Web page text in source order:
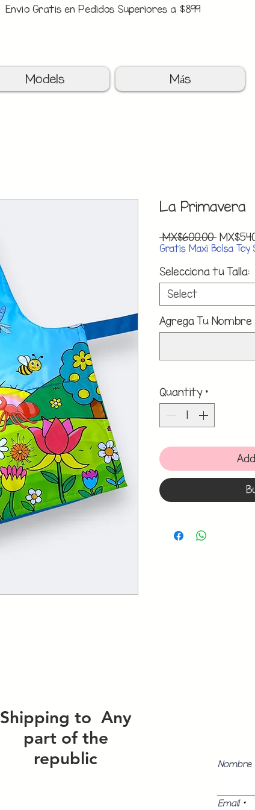
Envio Gratis en Pedidos Superiores a $899
Models Más
La Primavera
MX$600.00 Regular
Price
Gratis Maxi Bolsa
Selecciona tu Talla:
Select
Agrega Tu
Quantity *
Shipping to Any
part of the
republic
Nombre
Email